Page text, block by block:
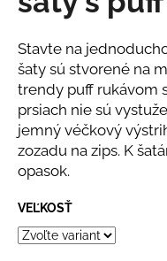
z
hviezdičiek.
Stavte na
šaty sú stvorené na
trendy puff rukávom
prsiach nie sú
jemný véčkový
zozadu na zips. K
opasok.
VEĽKOSŤ
m
e
BÉŽOVÝ
KOMPLET
S
KVETINOU
€108